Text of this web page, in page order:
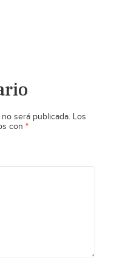
será publicada. Los
con *